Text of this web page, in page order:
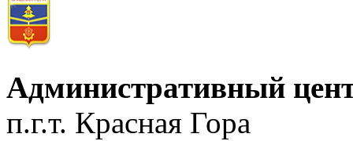
Административный
п.г.т. Красная Гора